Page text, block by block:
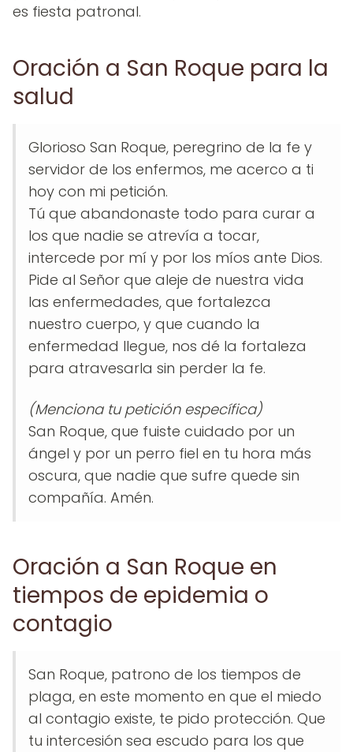
es fiesta patronal.
Oración a San Roque para la
salud
Glorioso San Roque, peregrino de la fe y
servidor de los enfermos, me acerco a ti
hoy con mi petición.
Tú que abandonaste todo para curar a
los que nadie se atrevía a tocar,
intercede por mí y por los míos ante Dios.
Pide al Señor que aleje de nuestra vida
las enfermedades, que fortalezca
nuestro cuerpo, y que cuando la
enfermedad llegue, nos dé la fortaleza
para atravesarla sin perder la fe.
(Menciona tu petición específica)
San Roque, que fuiste cuidado por un
ángel y por un perro fiel en tu hora más
oscura, que nadie que sufre quede sin
compañía. Amén.
Oración a San Roque en
tiempos de epidemia o
contagio
San Roque, patrono de los tiempos de
plaga, en este momento en que el miedo
al contagio existe, te pido protección. Que
tu intercesión sea escudo para los que